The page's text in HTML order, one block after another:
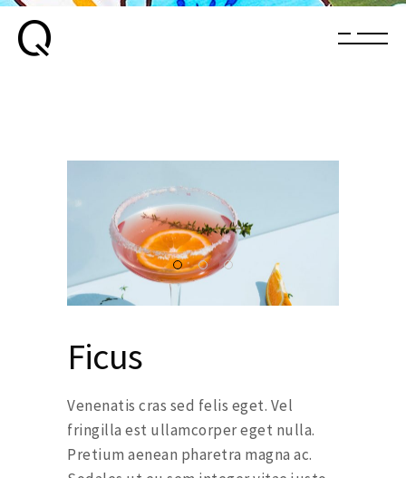
Ficus
Venenatis cras sed felis eget. Vel
fringilla est ullamcorper eget nulla.
Pretium aenean pharetra magna ac.